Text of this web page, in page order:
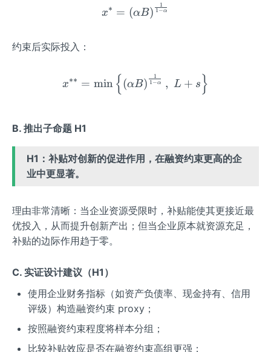
x^* = \left( \alpha B
x∗ = (αB) 1−α
1
约束后实际投入：
x^{**} = \min\left\{
x∗∗ = min { (αB) 1−α
1
, L + s }
B. 推出子命题 H1
H1：补贴对创新的促进作用，在融资约束更高的企
业中更显著。
理由非常清晰：当企业资源受限时，补贴能使其更接近最
优投入，从而提升创新产出；但当企业原本就资源充足，
补贴的边际作用趋于零。
C. 实证设计建议（H1）
使用企业财务指标（如资产负债率、现金持有、信用
评级）构造融资约束 proxy；
按照融资约束程度将样本分组；
比较补贴效应是否在融资约束高组更强；